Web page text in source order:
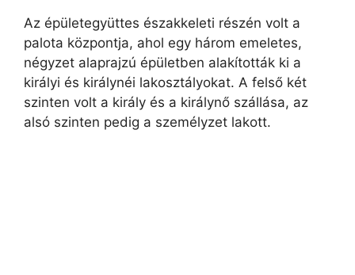
Az épületegyüttes északkeleti részén volt a
palota központja, ahol egy három emeletes,
négyzet alaprajzú épületben alakították ki a
királyi és királynéi lakosztályokat. A felső két
szinten volt a király és a királynő szállása, az
alsó szinten pedig a személyzet lakott.